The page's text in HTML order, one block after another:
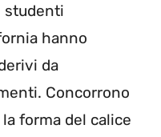
studenti
hanno
da
Concorrono
forma del calice